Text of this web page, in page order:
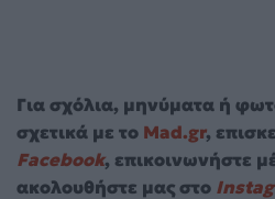
Για σχόλια, μηνύματα ή
σχετικά με το Mad.gr,
Facebook, επικοινωνήστε
ακολουθήστε μας στο